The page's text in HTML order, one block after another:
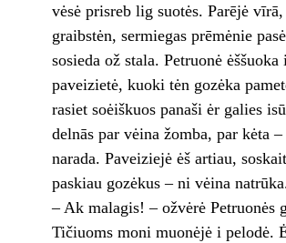
vėsė prisreb lig suotės. Parējė
graibstėn, sermiegas prēmėnie
sosieda ož stala. Petruonė ėššuoka
paveizietė, kuoki tėn gozėka
rasiet soėiškuos panaši ėr galies
delnās par vėina žomba, par kėta
narada. Paveiziejė ėš artiau,
paskiau gozėkus – ni vėina
– Ak malagis! – ožvėrė Petruonės
Tičiuoms moni muonėjė i pelodė.